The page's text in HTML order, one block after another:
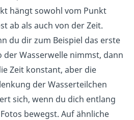
hängt sowohl vom Punkt
ab als auch von der Zeit.
du dir zum Beispiel das erste
der Wasserwelle nimmst, dann
Zeit konstant, aber die
der Wasserteilchen
sich, wenn du dich entlang
bewegst. Auf ähnliche